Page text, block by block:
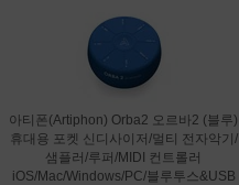
아티폰(Artiphon) Orba2 오르바2 (블루)
휴대용 포켓 신디사이저/멀티 전자악기/
샘플러/루퍼/MIDI 컨트롤러
iOS/Mac/Windows/PC/블루투스&USB